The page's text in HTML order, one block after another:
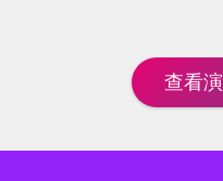
查看